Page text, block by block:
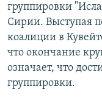
группировки
Сирии. Выступая
коалиции в
что окончание
означает, что
группировки.